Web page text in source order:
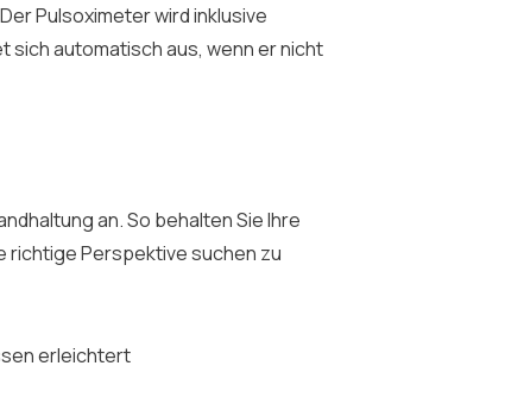
Pulsoximeter wird inklusive
automatisch aus, wenn er nicht
an. So behalten Sie Ihre
richtige Perspektive suchen zu
erleichtert